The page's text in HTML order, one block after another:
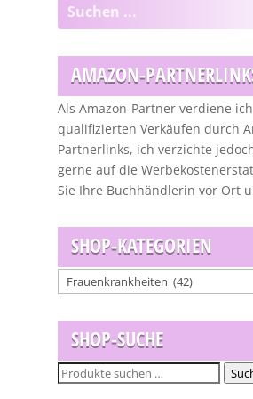
AMAZON-
Als Amazon-Partner verdiene
qualifizierten Verkäufen durch
Partnerlinks, ich verzichte
gerne auf die
Sie Ihre Buchhändlerin vor Ort
SHOP-KATEGORIEN
SHOP-SUCHE
Suchen